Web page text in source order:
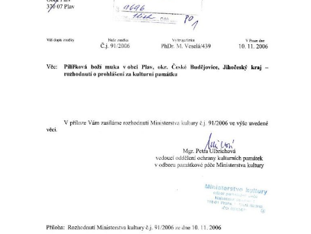
Kříž na návsi v Chouči
Boží muka na rozcestí východně od Chouče
Kříž na návsi v Dobrčicích
Centrální kříž hřbitova v Kozlech
Kříž na rozcestí u domu čp. 49 ve Svojkově